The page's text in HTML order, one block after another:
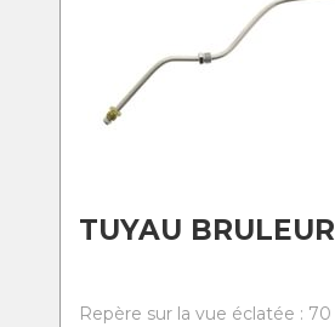
TUYAU BRULEUR
Repère sur la vue éclatée : 70